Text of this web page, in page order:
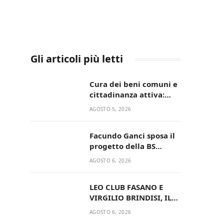
Gli articoli più letti
Cura dei beni comuni e
cittadinanza attiva:
online l’avviso per la
AGOSTO 5, 2026
Facundo Ganci sposa il
progetto della BS
Soccer Team Fasano e
AGOSTO 6, 2026
LEO CLUB FASANO E
VIRGILIO BRINDISI, IL
PASSAGGIO DELLE
AGOSTO 6, 2026